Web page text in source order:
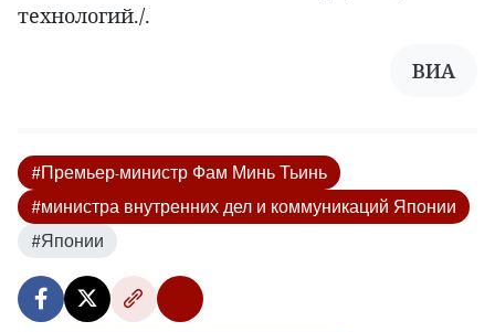
технологий./.
ВИА
#Премьер-министр Фам Минь Тьинь
#министра внутренних дел и коммуникаций Японии
#Японии